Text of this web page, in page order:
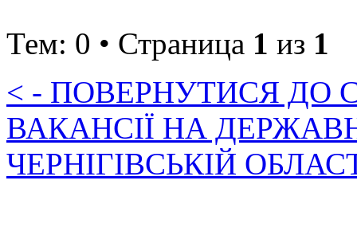
Тем: 0 • Страница 1 из 1
< - ПОВЕРНУТИСЯ ДО
ВАКАНСІЇ НА
ЧЕРНІГІВСЬКІЙ